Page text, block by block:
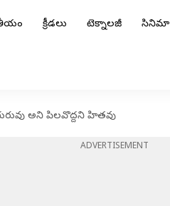
క్రీడలు టెక్నాలజీ సినిమా
అని పిలవొద్దని హితవు
ADVERTISEMENT